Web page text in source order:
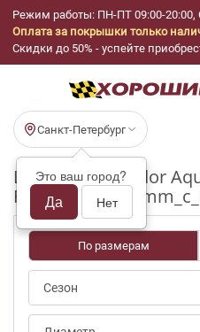
Режим работы: ПН-ПТ 09:00-20:00,
Оплата за покрышки только
Скидки до 50% - успейте
Санкт-Петербург
Это ваш город?
Да Нет
Шины бу Matador
R15_195_60_5-
По размерам